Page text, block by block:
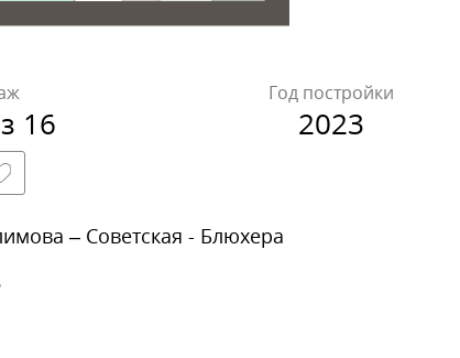
16
Год постройки
2023
– Советская - Блюхера